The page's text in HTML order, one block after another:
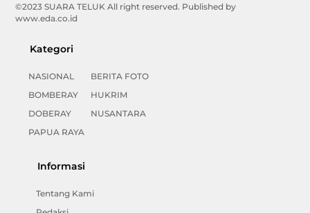
©2023 SUARA TELUK All right reserved. Published by
www.eda.co.id
Kategori
NASIONAL
BOMBERAY
DOBERAY
PAPUA RAYA
BERITA FOTO
HUKRIM
NUSANTARA
Informasi
Tentang Kami